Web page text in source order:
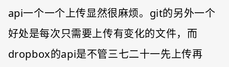
api一个一个上传显然很麻烦。git的另外一个
好处是每次只需要上传有变化的文件，而
dropbox的api是不管三七二十一先上传再